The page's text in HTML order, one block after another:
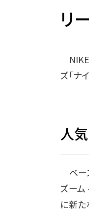
リ
NIKE
ズ「ナ
人
ベー
ズーム
に新た